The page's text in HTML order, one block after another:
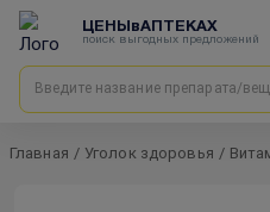
ЦЕНЫвАПТЕКАХ
поиск выгодных предложений
Главная / Уголок здоровья /